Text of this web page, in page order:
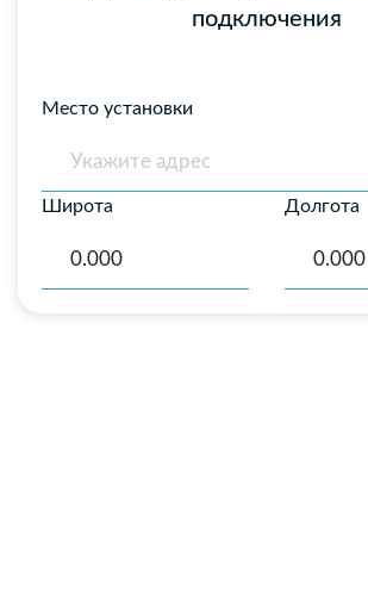
подключения
Место установки
Широта Долгота